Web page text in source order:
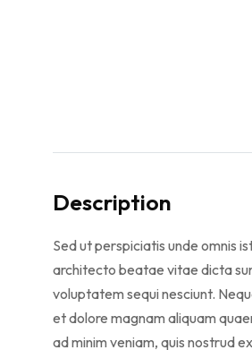
Description
Sed ut perspiciatis unde omnis
architecto beatae vitae dicta
voluptatem sequi nesciunt.
et dolore magnam aliquam
ad minim veniam, quis nostrud